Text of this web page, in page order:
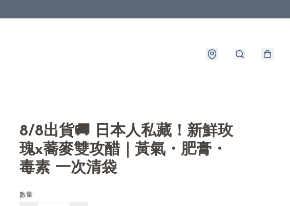
8/8出貨🚚 日本人私藏！新鮮玫
瑰x蕎麥雙攻醋｜黃氣・肥膏・
毒素 一次清袋
數量